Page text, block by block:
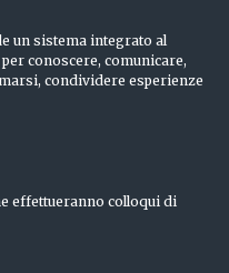
un sistema integrato al
conoscere, comunicare,
condividere esperienze
effettueranno colloqui di